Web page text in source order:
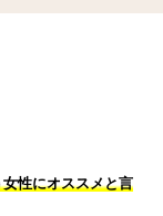
性にオススメと言